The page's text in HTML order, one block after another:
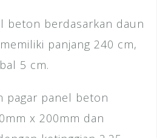
beton berdasarkan daun
panjang 240 cm,
5 cm.
pagar panel beton
x 200mm dan